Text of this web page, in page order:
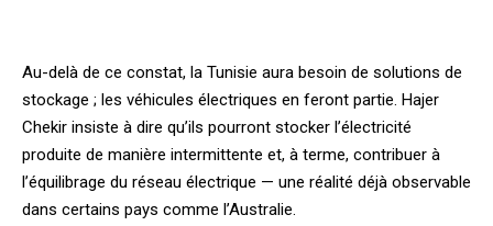
Au-delà de ce constat, la Tunisie aura besoin de solutions de
stockage ; les véhicules électriques en feront partie. Hajer
Chekir insiste à dire qu’ils pourront stocker l’électricité
produite de manière intermittente et, à terme, contribuer à
l’équilibrage du réseau électrique — une réalité déjà observable
dans certains pays comme l’Australie.